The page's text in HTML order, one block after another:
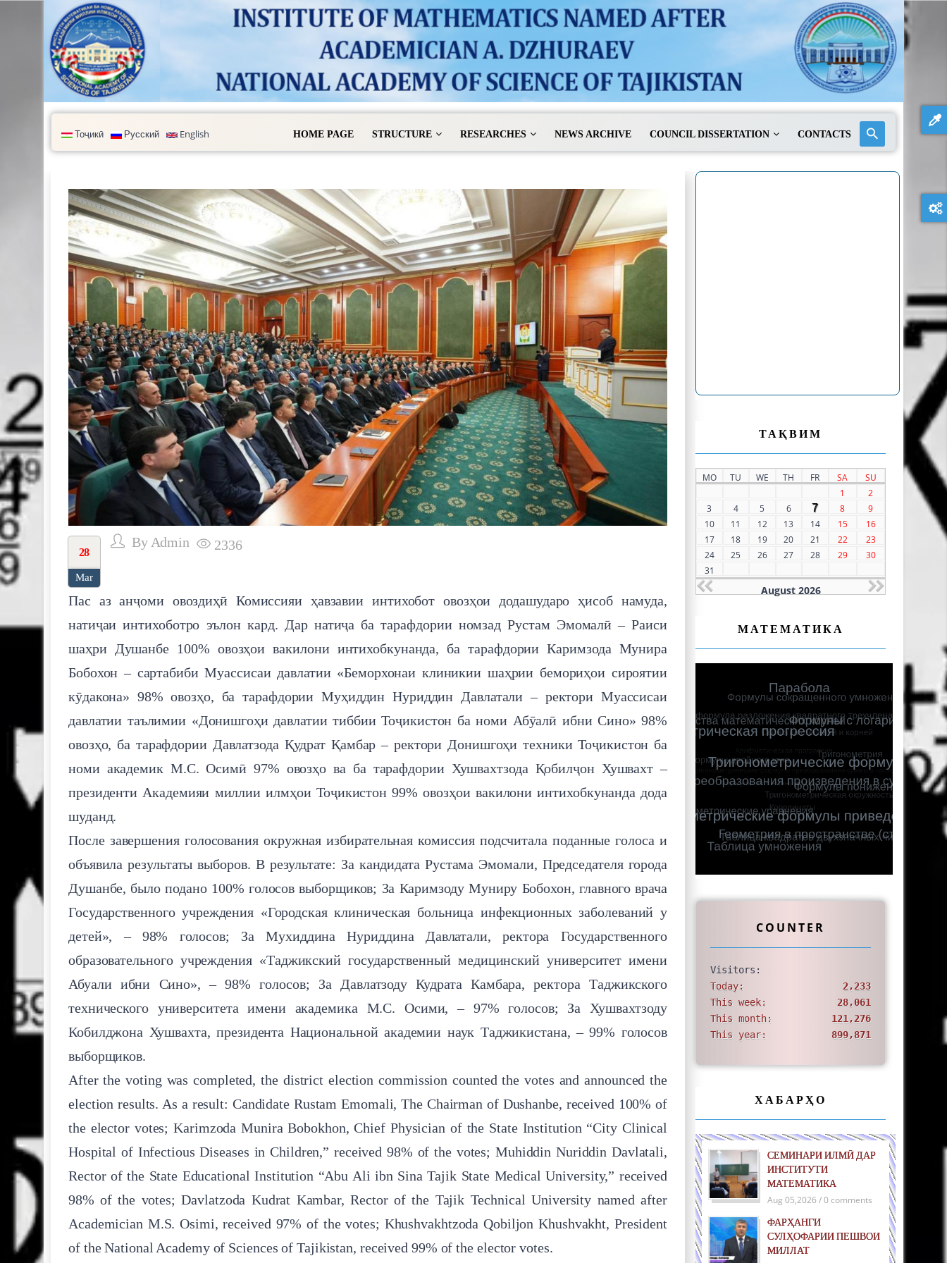
Skip to main content
HOME PAGE STRUCTURE RESEARCHES NEWS ARCHIVE COUNCIL DISSERTATION CONTACTS
Тоҷикӣ Русский English
28
Mar
By Admin 2336
Пас аз анҷоми овоздиҳӣ Комиссияи ҳавзавии интихобот овозҳои додашударо ҳисоб намуда,
натиҷаи интихоботро эълон кард. Дар натиҷа ба тарафдории номзад Рустам Эмомалӣ – Раиси
шаҳри Душанбе 100% овозҳои вакилони интихобкунанда, ба тарафдории Каримзода Мунира
Бобохон – сартабиби Муассисаи давлатии «Беморхонаи клиникии шаҳрии бемориҳои сироятии
кӯдакона» 98% овозҳо, ба тарафдории Муҳиддин Нуриддин Давлатали – ректори Муассисаи
давлатии таълимии «Донишгоҳи давлатии тиббии Тоҷикистон ба номи Абӯалӣ ибни Сино» 98%
овозҳо, ба тарафдории Давлатзода Қудрат Қамбар – ректори Донишгоҳи техники Тоҷикистон ба
номи академик М.С. Осимӣ 97% овозҳо ва ба тарафдории Хушвахтзода Қобилҷон Хушвахт –
президенти Академияи миллии илмҳои Тоҷикистон 99% овозҳои вакилони интихобкунанда дода
шуданд.
После завершения голосования окружная избирательная комиссия подсчитала поданные голоса и
объявила результаты выборов. В результате: За кандидата Рустама Эмомали, Председателя города
Душанбе, было подано 100% голосов выборщиков; За Каримзоду Муниру Бобохон, главного врача
Государственного учреждения «Городская клиническая больница инфекционных заболеваний у
детей», – 98% голосов; За Мухиддина Нуриддина Давлатали, ректора Государственного
образовательного учреждения «Таджикский государственный медицинский университет имени
Абуали ибни Сино», – 98% голосов; За Давлатзоду Кудрата Камбара, ректора Таджикского
технического университета имени академика М.С. Осими, – 97% голосов; За Хушвахтзоду
Кобилджона Хушвахта, президента Национальной академии наук Таджикистана, – 99% голосов
выборщиков.
After the voting was completed, the district election commission counted the votes and announced the
election results. As a result: Candidate Rustam Emomali, The Chairman of Dushanbe, received 100% of
the elector votes; Karimzoda Munira Bobokhon, Chief Physician of the State Institution “City Clinical
Hospital of Infectious Diseases in Children,” received 98% of the votes; Muhiddin Nuriddin Davlatali,
Rector of the State Educational Institution “Abu Ali ibn Sina Tajik State Medical University,” received
98% of the votes; Davlatzoda Kudrat Kambar, Rector of the Tajik Technical University named after
Academician M.S. Osimi, received 97% of the votes; Khushvakhtzoda Qobiljon Khushvakht, President
of the National Academy of Sciences of Tajikistan, received 99% of the elector votes.
ТАҚВИМ
MO TU WE TH FR SA
SU
1
2
3
4 5 6 7 8
9
10
11 12 13 14 15
16
17
18 19 20 21 22
23
24
25 26 27 28 29
30
31
August 2026
МАТЕМАТИКА
COUNTER
Visitors:
Today:
2,233
This week:
28,061
This month:
121,276
This year:
899,871
ХАБАРҲО
СЕМИНАРИ ИЛМӢ ДАР
ИНСТИТУТИ
МАТЕМАТИКА
Aug 05,2026 / 0 comments
ФАРҲАНГИ
СУЛҲОФАРИИ ПЕШВОИ
МИЛЛАТ